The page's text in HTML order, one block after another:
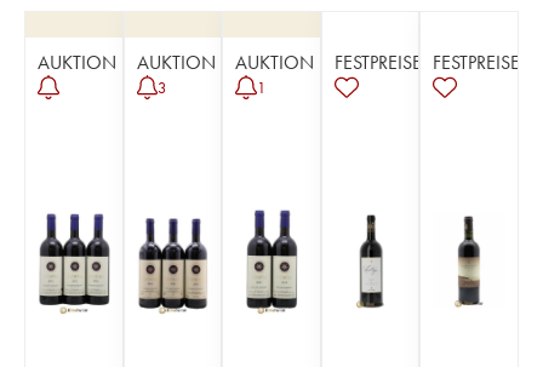
AUKTION AUKTION
3
AUKTION
1
FESTPREISE FESTPREISE